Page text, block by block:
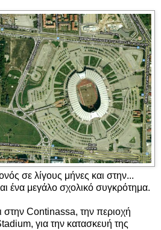
σε λίγους μήνες και στην...
ένα μεγάλο σχολικό συγκρότημα.
στην Continassa, την περιοχή
για την κατασκευή της